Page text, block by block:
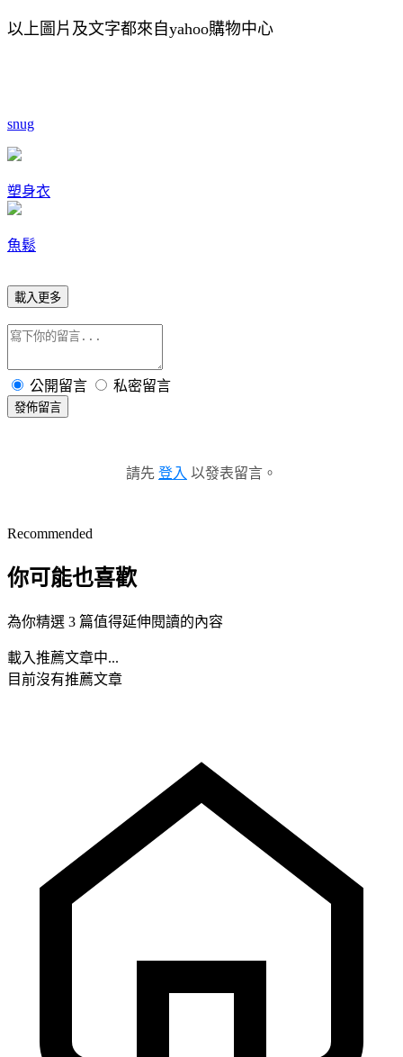
以上圖片及文字都來自yahoo購物中心
snug
塑身衣
魚鬆
載入更多
公開留言 私密留言
發佈留言
請先 登入 以發表留言。
Recommended
你可能也喜歡
為你精選 3 篇值得延伸閱讀的內容
載入推薦文章中...
目前沒有推薦文章